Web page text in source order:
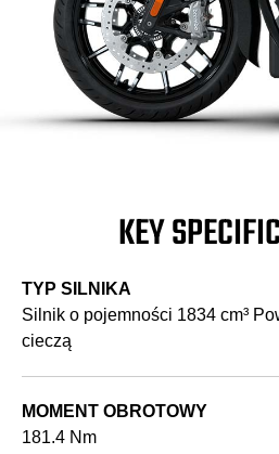
KEY
TYP SILNIKA
Silnik o pojemności 1834 cm³
cieczą
MOMENT OBROTOWY
181.4 Nm